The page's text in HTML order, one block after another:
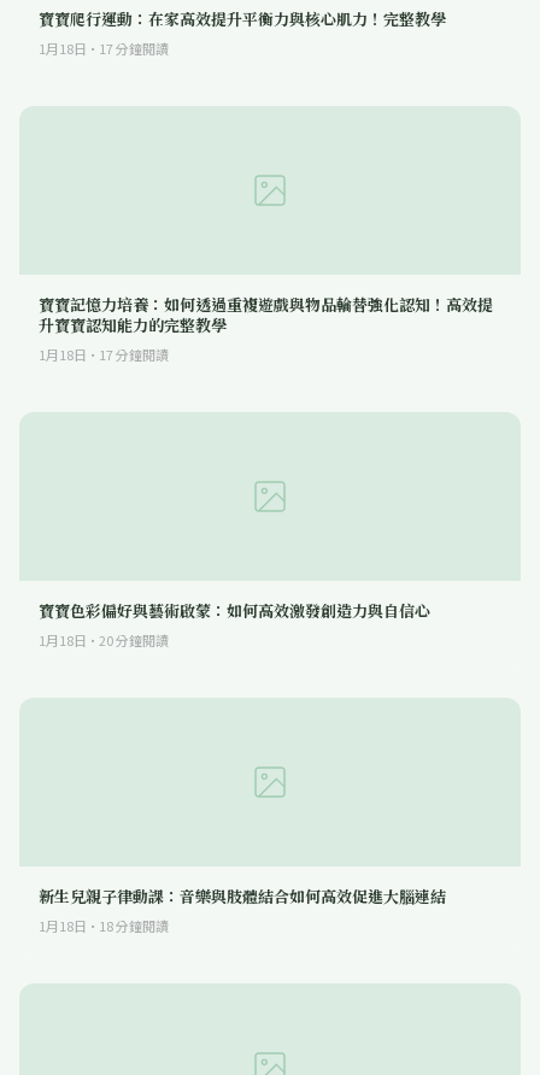
寶寶爬行運動：在家高效提升平衡力與核心肌力！完整教學
1月18日 · 17分鐘閱讀
寶寶記憶力培養：如何透過重複遊戲與物品輪替強化認知！高效提
升寶寶認知能力的完整教學
1月18日 · 17分鐘閱讀
寶寶色彩偏好與藝術啟蒙：如何高效激發創造力與自信心
1月18日 · 20分鐘閱讀
新生兒親子律動課：音樂與肢體結合如何高效促進大腦連結
1月18日 · 18分鐘閱讀